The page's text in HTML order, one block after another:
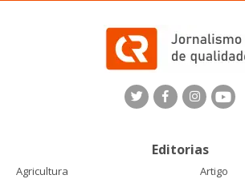
Editorias
Agricultura
Artigo